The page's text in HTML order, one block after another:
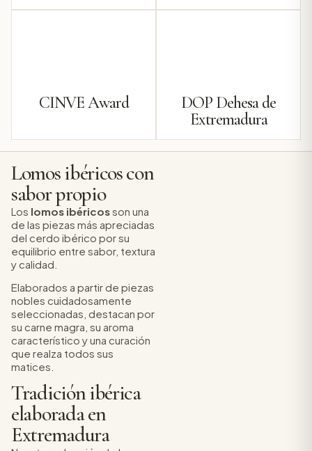
CINVE Award
DOP Dehesa de
Extremadura
Lomos ibéricos con
sabor propio
Los lomos ibéricosson una
de las piezas más apreciadas
del cerdo ibérico por su
equilibrio entre sabor, textura
y calidad.
Elaborados a partir de piezas
nobles cuidadosamente
seleccionadas, destacan por
su carne magra, su aroma
característico y una curación
que realza todos sus
matices.
Tradición ibérica
elaborada en
Extremadura